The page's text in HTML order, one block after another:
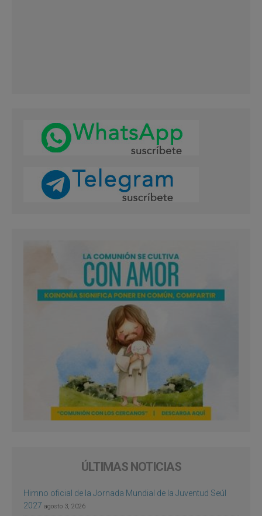
ÚLTIMAS NOTICIAS
Himno oficial de la Jornada Mundial de la Juventud Seúl
2027 agosto 3, 2026